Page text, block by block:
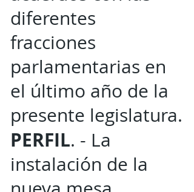
diferentes
fracciones
parlamentarias en
el último año de la
presente legislatura.
PERFIL. - La
instalación de la